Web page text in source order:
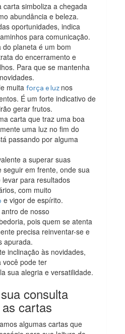
carta simboliza a chegada
abundância e beleza.
oportunidades, indica
para comunicação.
do planeta é um bom
do encerramento e
Para que se mantenha
muitaforça e luz nos
É um forte indicativo de
gerar frutos.
carta que traz uma boa
uma luz no fim do
passando por alguma
a superar suas
seguir em frente, onde sua
para resultados
com muito
e vigor de espírito.
de nosso
pois quem se atenta
precisa reinventar-se e
apurada.
inclinação às novidades,
você pode ter
sua alegria e versatilidade.
consulta
cartas
algumas cartas que